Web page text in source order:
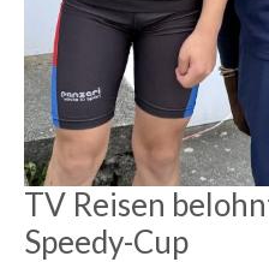
TV Reisen
Speedy-Cup